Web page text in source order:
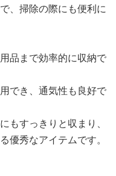
、掃除の際にも便利に
品まで効率的に収納で
でき、通気性も良好で
もすっきりと収まり、
優秀なアイテムです。